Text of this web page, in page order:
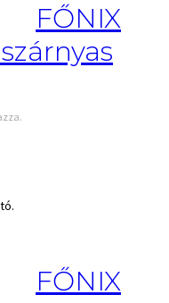
FŐNIX
FŐNIX